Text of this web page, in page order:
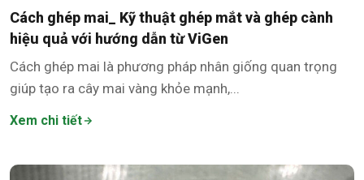
Cách ghép mai_ Kỹ thuật ghép mắt và ghép cành
hiệu quả với hướng dẫn từ ViGen
Cách ghép mai là phương pháp nhân giống quan trọng
giúp tạo ra cây mai vàng khỏe mạnh,...
Xem chi tiết